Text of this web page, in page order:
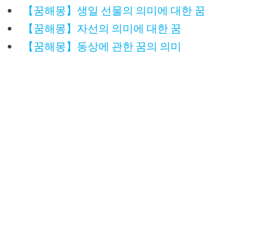
【꿈해몽】생일 선물의 의미에 대한 꿈
【꿈해몽】자선의 의미에 대한 꿈
【꿈해몽】동상에 관한 꿈의 의미